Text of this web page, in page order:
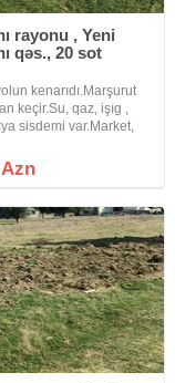
rayonu , Yeni
qəs., 20 sot
kenarıdı.Marşurut
keçir.Su, qaz, işıg ,
sisdemi var.Market,
alıcılar zeng etsin